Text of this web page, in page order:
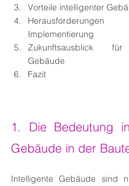
Vorteile intelligenter
Implementierung
Zukunftsausblick
Gebäude
Fazit
1. Die Bedeutung
Gebäude in der
Intelligente Gebäude sind